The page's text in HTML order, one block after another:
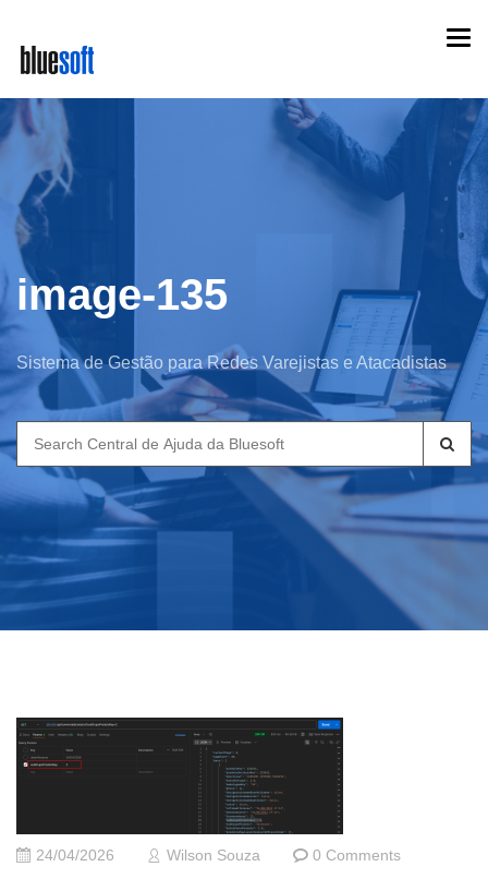
main
content
image-135
Sistema de Gestão para Redes Varejistas e Atacadistas
Search
for:
24/04/2026 Wilson Souza 0 Comments